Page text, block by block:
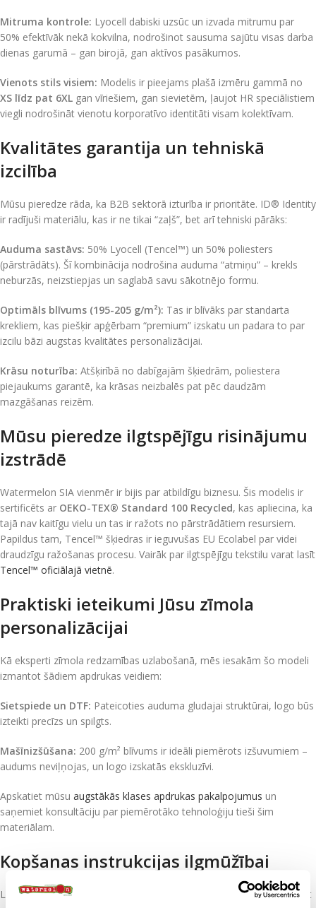
Mitruma kontrole: Lyocell dabiski uzsūc un izvada mitrumu par
50% efektīvāk nekā kokvilna, nodrošinot sausuma sajūtu visas darba
dienas garumā – gan birojā, gan aktīvos pasākumos.
Vienots stils visiem: Modelis ir pieejams plašā izmēru gammā no
XS līdz pat 6XL gan vīriešiem, gan sievietēm, ļaujot HR speciālistiem
viegli nodrošināt vienotu korporatīvo identitāti visam kolektīvam.
Kvalitātes garantija un tehniskā
izcilība
Mūsu pieredze rāda, ka B2B sektorā izturība ir prioritāte. ID® Identity
ir radījuši materiālu, kas ir ne tikai “zaļš”, bet arī tehniski pārāks:
Auduma sastāvs: 50% Lyocell (Tencel™) un 50% poliesters
(pārstrādāts). Šī kombinācija nodrošina auduma “atmiņu” – krekls
neburzās, neizstiepjas un saglabā savu sākotnējo formu.
Optimāls blīvums (195-205 g/m²): Tas ir blīvāks par standarta
krekliem, kas piešķir apģērbam “premium” izskatu un padara to par
izcilu bāzi augstas kvalitātes personalizācijai.
Krāsu noturība: Atšķirībā no dabīgajām šķiedrām, poliestera
piejaukums garantē, ka krāsas neizbalēs pat pēc daudzām
mazgāšanas reizēm.
Mūsu pieredze ilgtspējīgu risinājumu
izstrādē
Watermelon SIA vienmēr ir bijis par atbildīgu biznesu. Šis modelis ir
sertificēts ar OEKO-TEX® Standard 100 Recycled, kas apliecina, ka
tajā nav kaitīgu vielu un tas ir ražots no pārstrādātiem resursiem.
Papildus tam, Tencel™ šķiedras ir ieguvušas EU Ecolabel par videi
draudzīgu ražošanas procesu. Vairāk par ilgtspējīgu tekstilu varat lasīt
Tencel™ oficiālajā vietnē.
Praktiski ieteikumi Jūsu zīmola
personalizācijai
Kā eksperti zīmola redzamības uzlabošanā, mēs iesakām šo modeli
izmantot šādiem apdrukas veidiem:
Sietspiede un DTF: Pateicoties auduma gludajai struktūrai, logo būs
izteikti precīzs un spilgts.
Mašīnizšūšana: 200 g/m² blīvums ir ideāli piemērots izšuvumiem –
audums neviļņojas, un logo izskatās ekskluzīvi.
Apskatiet mūsu augstākās klases apdrukas pakalpojumus un
saņemiet konsultāciju par piemērotāko tehnoloģiju tieši šim
materiālam.
Kopšanas instrukcijas ilgmūžībai
Lai Jūsu uzņēmuma investīcija kalpotu gadiem, mēs iesakām ievērot